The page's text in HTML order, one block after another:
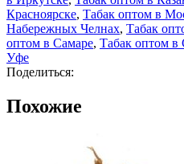
Красноярске, Табак оптом в
Набережных Челнах, Табак
оптом в Самаре, Табак оптом в
Уфе
Поделиться:
Похожие